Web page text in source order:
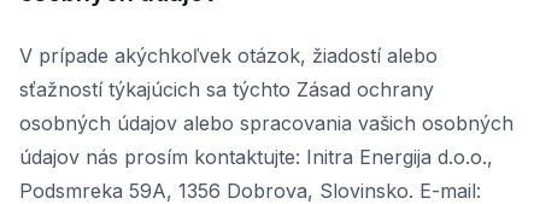
V prípade akýchkoľvek otázok, žiadostí alebo
sťažností týkajúcich sa týchto Zásad ochrany
osobných údajov alebo spracovania vašich osobných
údajov nás prosím kontaktujte: Initra Energija d.o.o.,
Podsmreka 59A, 1356 Dobrova, Slovinsko. E-mail: